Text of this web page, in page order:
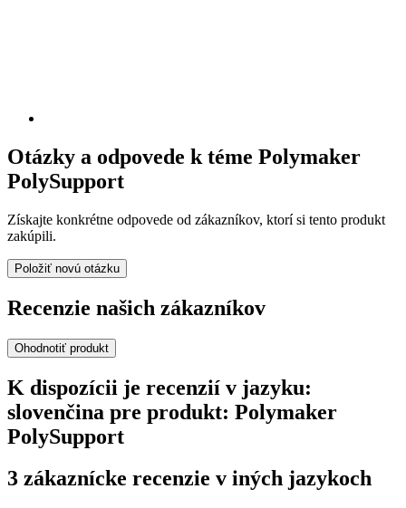
Otázky a odpovede k téme Polymaker
PolySupport
Získajte konkrétne odpovede od zákazníkov, ktorí si tento produkt
zakúpili.
Položiť novú otázku
Recenzie našich zákazníkov
Ohodnotiť produkt
K dispozícii je recenzií v jazyku:
slovenčina pre produkt: Polymaker
PolySupport
3 zákaznícke recenzie v iných jazykoch